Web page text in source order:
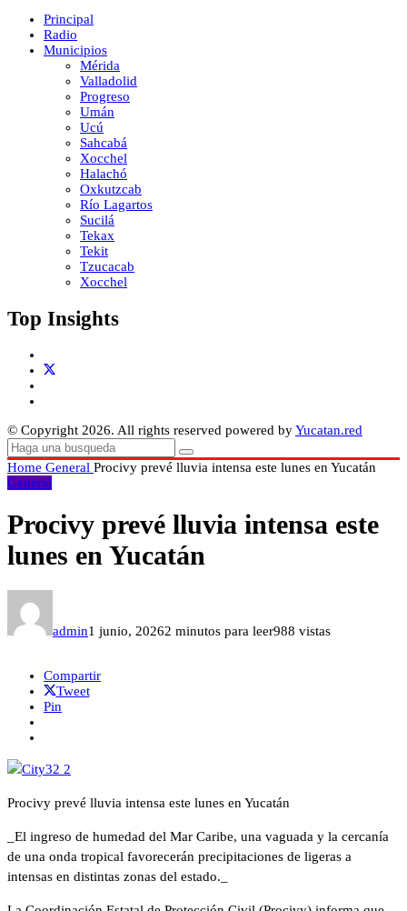
Principal
Radio
Municipios
Mérida
Valladolid
Progreso
Umán
Ucú
Sahcabá
Xocchel
Halachó
Oxkutzcab
Río Lagartos
Sucilá
Tekax
Tekit
Tzucacab
Xocchel
Top Insights
© Copyright 2026. All rights reserved powered byYucatan.red
Home General Procivy prevé lluvia intensa este lunes en Yucatán
General
Procivy prevé lluvia intensa este
lunes en Yucatán
admin1 junio, 20262 minutos para leer988 vistas
Compartir
Tweet
Pin
Procivy prevé lluvia intensa este lunes en Yucatán
_El ingreso de humedad del Mar Caribe, una vaguada y la cercanía
de una onda tropical favorecerán precipitaciones de ligeras a
intensas en distintas zonas del estado._